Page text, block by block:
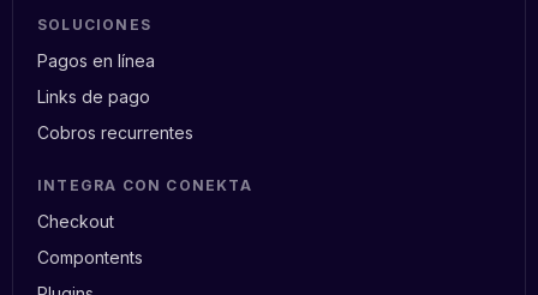
SOLUCIONES
Pagos en línea
Links de pago
Cobros recurrentes
INTEGRA CON CONEKTA
Checkout
Compontents